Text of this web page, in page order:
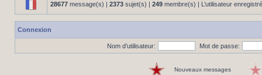
28677 message(s) | 2373 sujet(s) | 249 membre(s) | L’utilisateur
Connexion
Nom d’utilisateur: Mot de passe:
Nouveaux messages